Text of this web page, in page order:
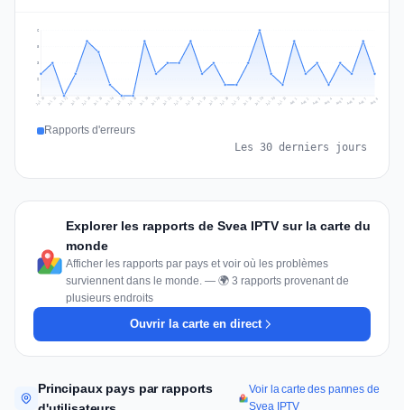
2
3
5
6
Jul 10 Jul 11 Jul 12 Jul 13 Jul 14 Jul 15 Jul 16 Jul 17 Jul 18 Jul 19 Jul 20 Jul 21 Jul 22 Jul 23 Jul 24 Jul 25 Jul 26 Jul 27 Jul 28 Jul 29 Jul 30 Jul 31 Aug 1 Aug 2 Aug 3 Aug 4 Aug 5 Aug 6 Aug 7 Aug 8
Rapports d'erreurs
Les 30 derniers jours
Explorer les rapports de Svea IPTV sur la carte du
monde
Afficher les rapports par pays et voir où les problèmes
surviennent dans le monde. — 🌍 3 rapports provenant de
plusieurs endroits
Ouvrir la carte en direct
Principaux pays par rapports
Voir la carte des pannes de
Svea IPTV